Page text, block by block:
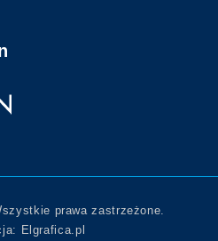
prawa zastrzeżone.
Elgrafica.pl